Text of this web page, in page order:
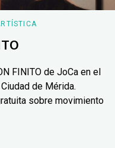
FINITO de JoCa en el
de Mérida.
sobre movimiento